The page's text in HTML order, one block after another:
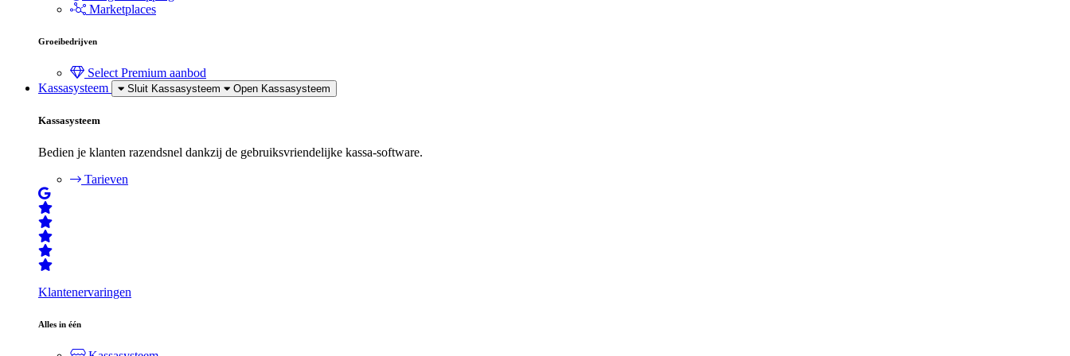
Marketplaces
Groeibedrijven
Select Premium aanbod
Kassasysteem
Sluit Kassasysteem Open Kassasysteem
Kassasysteem
Bedien je klanten razendsnel dankzij de gebruiksvriendelijke kassa-software.
Tarieven
Klantenervaringen
Alles in één